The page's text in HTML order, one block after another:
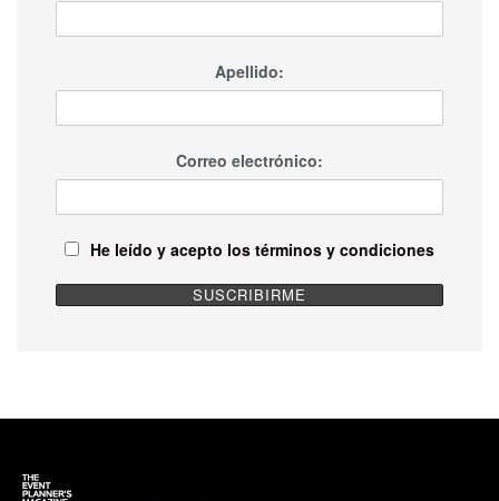
Apellido:
Correo electrónico:
He leído y acepto los términos y condiciones